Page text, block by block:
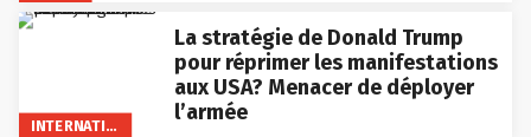
INTERNATIONAL
La stratégie de Donald Trump
pour réprimer les manifestations
aux USA? Menacer de déployer
l’armée